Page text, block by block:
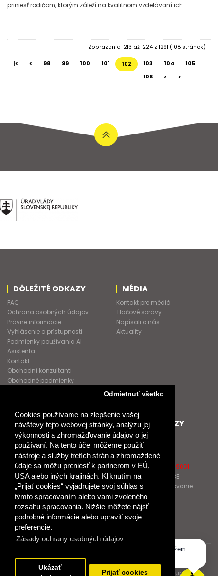
Cookies používame na zlepšenie vašej
návštevy tejto webovej stránky, analýzu jej
výkonnosti a zhromažďovanie údajov o jej
používaní. Na tento účel môžeme použiť
nástroje a služby tretích strán a zhromaždené
údaje sa môžu preniesť k partnerom v EÚ,
USA alebo iných krajinách. Kliknutím na
„Prijať cookies“ vyjadrujete svoj súhlas s
týmto spracovaním alebo vami zvoleného
rozsahu spracovania. Nižšie môžete nájsť
podrobné informácie alebo upraviť svoje
preferencie.
Zásady ochrany osobných údajov
Odmietnuť všetko
Ukázať
Prijať cookies
priniesť rodičom, ktorým záleží na kvalitnom vzdelávaní ich...
Zobrazenie 1213 až 1224 z 1291 (108 stránok)
|< < 98 99 100 101 102 103 104
105
106
> >|
DÔLEŽITÉ ODKAZY
FAQ
Ochrana osobných údajov
Právne informácie
Vyhlásenie o prístupnosti
Podmienky používania AI
Asistenta
Kontakt
Obchodní konzultanti
Obchodné podmienky
MÉDIA
Kontakt pre médiá
Tlačové správy
Napísali o nás
Aktuality
SPOLUPRACUJEME
Podporujeme
Naše projekty
Spolupracujeme
Pošlite nám správu
ĎALŠIE ODKAZY
O Raabe
O Klett
Naši autori
Certifikát kvality ISO 9001
Klientska zóna RAABE
Katalógy na prelistovanie
NÁKUP
Odstúpiť od zmluvy
© 2017 Dr. Josef Raabe Slovensko, s.r.o.
Dr. Josef Raabe Slovensko, s.r.o., člen medzinárodnej skupiny Klett.
Dobrý deň, ako vám môžem